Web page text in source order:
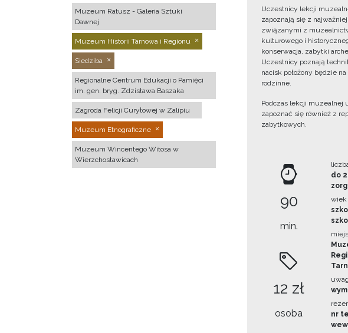
Muzeum Ratusz - Galeria Sztuki
Dawnej
Muzeum Historii Tarnowa i Regionu
Siedziba
Regionalne Centrum Edukacji o Pamięci
im. gen. bryg. Zdzisława Baszaka
Zagroda Felicji Curyłowej w Zalipiu
Muzeum Etnograficzne
Muzeum Wincentego Witosa w
Wierzchosławicach
Uczestnicy lekcji
zapoznają się z
związanymi z
kulturowego i
konserwacja, zabytki
Uczestnicy poznają
nacisk położony będzie
rodzinne.
Podczas lekcji muzealnej
zapoznać się również z
zabytkowych.
90
min.
12 zł
osoba
do
wiek
nr